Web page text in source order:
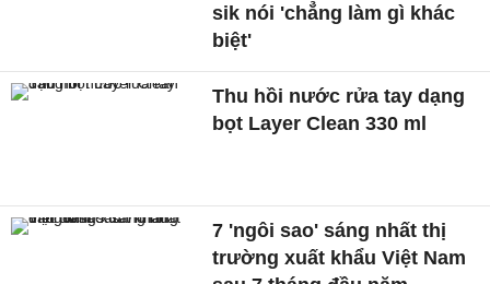
sik nói 'chẳng làm gì khác
biệt'
Thu hồi nước rửa tay dạng
bọt Layer Clean 330 ml
7 'ngôi sao' sáng nhất thị
trường xuất khẩu Việt Nam